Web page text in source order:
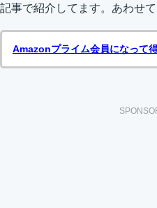
記事で紹介してます。あわせて
Amazonプライム会員になって